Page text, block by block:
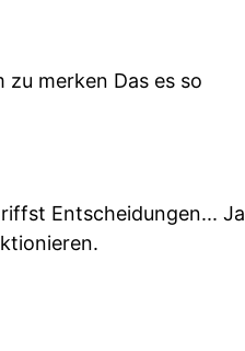
merken Das es so
Entscheidungen... Ja